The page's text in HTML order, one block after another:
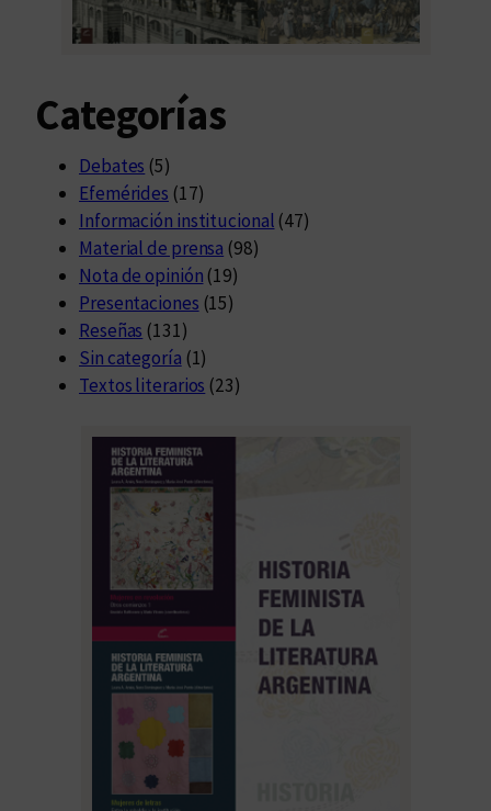
Categorías
Debates (5)
Efemérides (17)
Información institucional (47)
Material de prensa (98)
Nota de opinión (19)
Presentaciones (15)
Reseñas (131)
Sin categoría (1)
Textos literarios (23)